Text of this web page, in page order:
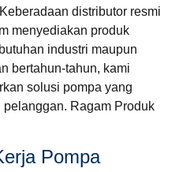
distributor resmi
menyediakan produk
industri maupun
bertahun-tahun, kami
solusi pompa yang
Ragam Produk
Pompa